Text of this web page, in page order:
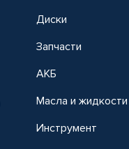
Диски
Запчасти
АКБ
Масла и жидкости
Инструмент